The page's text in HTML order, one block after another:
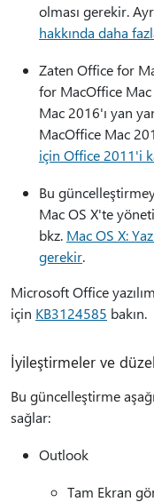
olması gerekir.
hakkında daha
Zaten Office for
for MacOffice
Mac 2016'ı yan
MacOffice Mac
için Office 2011'i
Bu
Mac OS X'te
bkz. Mac OS X:
gerekir.
Microsoft Office
için KB3124585 bakın.
İyileştirmeler ve
Bu güncelleştirme
sağlar:
Outlook
Tam Ekran